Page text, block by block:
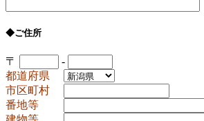
◆ご住所
〒
-
都道府県
市区町村
番地等